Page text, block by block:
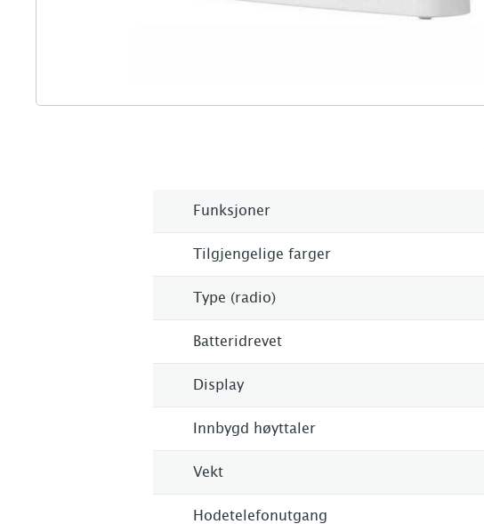
Funksjoner
Tilgjengelige farger
Type (radio)
Batteridrevet
Display
Innbygd høyttaler
Vekt
Hodetelefonutgang